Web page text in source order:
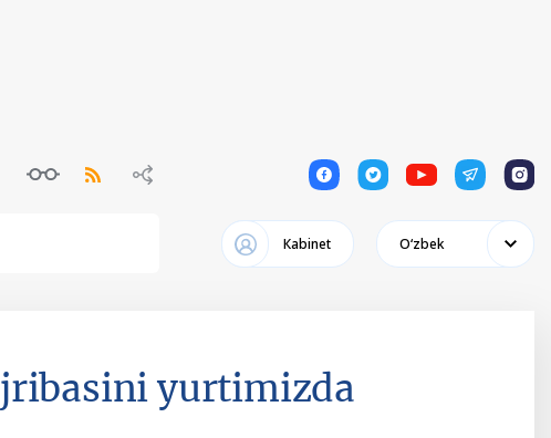
1 1 1 1 1
Кabinet Oʻzbek
yurtimizda